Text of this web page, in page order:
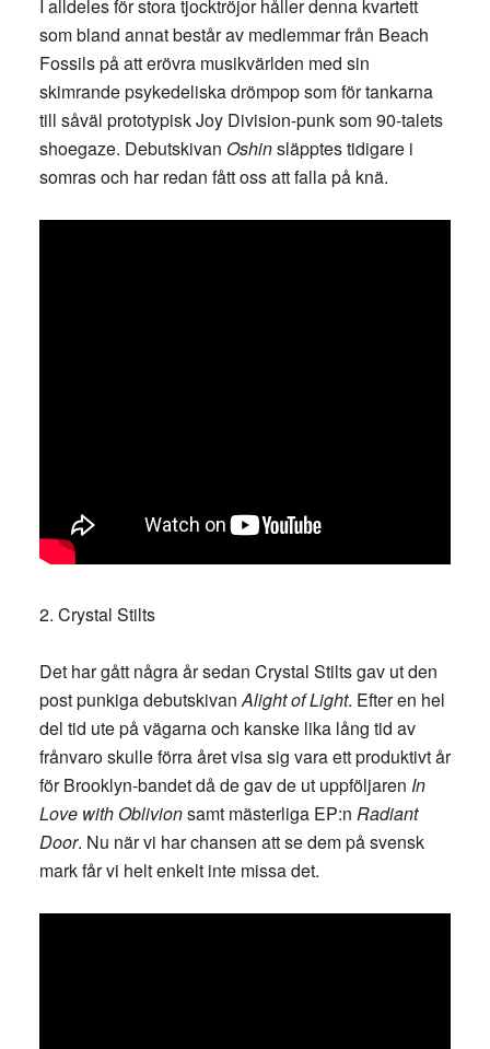
I alldeles för stora tjocktröjor håller denna kvartett
som bland annat består av medlemmar från Beach
Fossils på att erövra musikvärlden med sin
skimrande psykedeliska drömpop som för tankarna
till såväl prototypisk Joy Division-punk som 90-talets
shoegaze. Debutskivan Oshinsläpptes tidigare i
somras och har redan fått oss att falla på knä.
2. Crystal Stilts
Det har gått några år sedan Crystal Stilts gav ut den
post punkiga debutskivanAlight of Light. Efter en hel
del tid ute på vägarna och kanske lika lång tid av
frånvaro skulle förra året visa sig vara ett produktivt år
för Brooklyn-bandet då de gav de ut uppföljaren In
Love with Oblivionsamt mästerliga EP:n Radiant
Door. Nu när vi har chansen att se dem på svensk
mark får vi helt enkelt inte missa det.